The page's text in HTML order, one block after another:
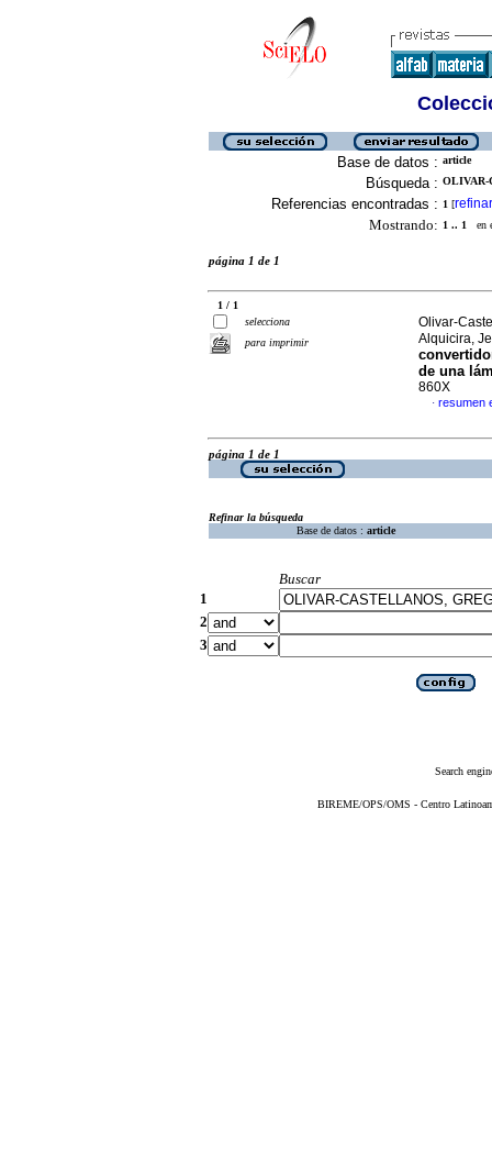
Base de datos : article
Búsqueda : OLIVAR-
Referencias encontradas : 1 [refinar
Mostrando: 1 .. 1 en
página 1 de 1
1 / 1
selecciona
para imprimir
Olivar-
Alquicira,
de una
860X
· resumen
página 1 de 1
Refinar la búsqueda
Base de datos : article
Buscar
1
2
3
Search
BIREME/OPS/OMS - Centro